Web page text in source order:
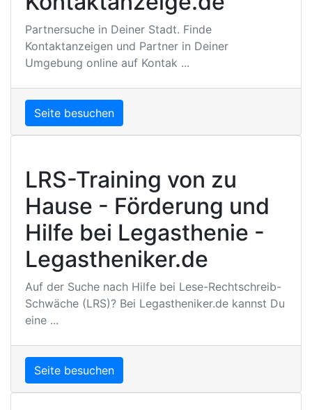
Partnersuche in Deiner Stadt. Finde
Kontaktanzeigen und Partner in Deiner
Umgebung online auf Kontak ...
Seite besuchen
LRS-Training von zu
Hause - Förderung und
Hilfe bei Legasthenie -
Legastheniker.de
Auf der Suche nach Hilfe bei Lese-Rechtschreib-
Schwäche (LRS)? Bei Legastheniker.de kannst Du
eine ...
Seite besuchen